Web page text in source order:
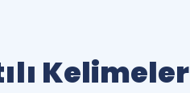
Kelimeler